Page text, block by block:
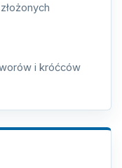
i króćców